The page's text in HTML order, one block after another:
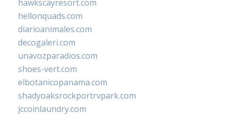
hawkscayresort.com
hellonquads.com
diarioanimales.com
decogaleri.com
unavozparadios.com
shoes-vert.com
elbotanicopanama.com
shadyoaksrockportrvpark.com
jccoinlaundry.com